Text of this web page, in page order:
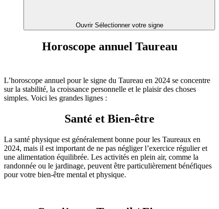
Ouvrir Sélectionner votre signe
Horoscope annuel Taureau
L’horoscope annuel pour le signe du Taureau en 2024 se concentre
sur la stabilité, la croissance personnelle et le plaisir des choses
simples. Voici les grandes lignes :
Santé et Bien-être
La santé physique est généralement bonne pour les Taureaux en
2024, mais il est important de ne pas négliger l’exercice régulier et
une alimentation équilibrée. Les activités en plein air, comme la
randonnée ou le jardinage, peuvent être particulièrement bénéfiques
pour votre bien-être mental et physique.